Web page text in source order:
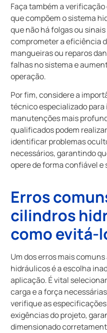
Faça também a
que compõem o sistema
que não há folgas ou
comprometer a eficiência
mangueiras ou reparos
falhas no sistema e
operação.
Por fim, considere a
técnico especializado
manutenções mais
qualificados podem
identificar problemas
necessários, garantindo
opere de forma confiável e
Erros
cilindros
como evitá-
Um dos erros mais
hidráulicos é a escolha
aplicação. É vital
carga e a força
verifique as
exigências do projeto,
dimensionado